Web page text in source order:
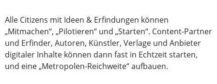
Alle Citizens mit Ideen & Erfindungen können
„Mitmachen“, „Pilotieren“ und „Starten“. Content-Partner
und Erfinder, Autoren, Künstler, Verlage und Anbieter
digitaler Inhalte können dann fast in Echtzeit starten,
und eine „Metropolen-Reichweite“ aufbauen.